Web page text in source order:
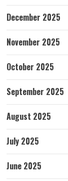
December 2025
November 2025
October 2025
September 2025
August 2025
July 2025
June 2025